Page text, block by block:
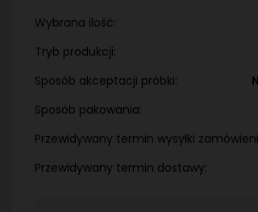
Wybrana ilość:
Tryb produkcji:
Sposób akceptacji próbki:
Sposób pakowania:
Przewidywany termin wysyłki
Przewidywany termin dostawy: